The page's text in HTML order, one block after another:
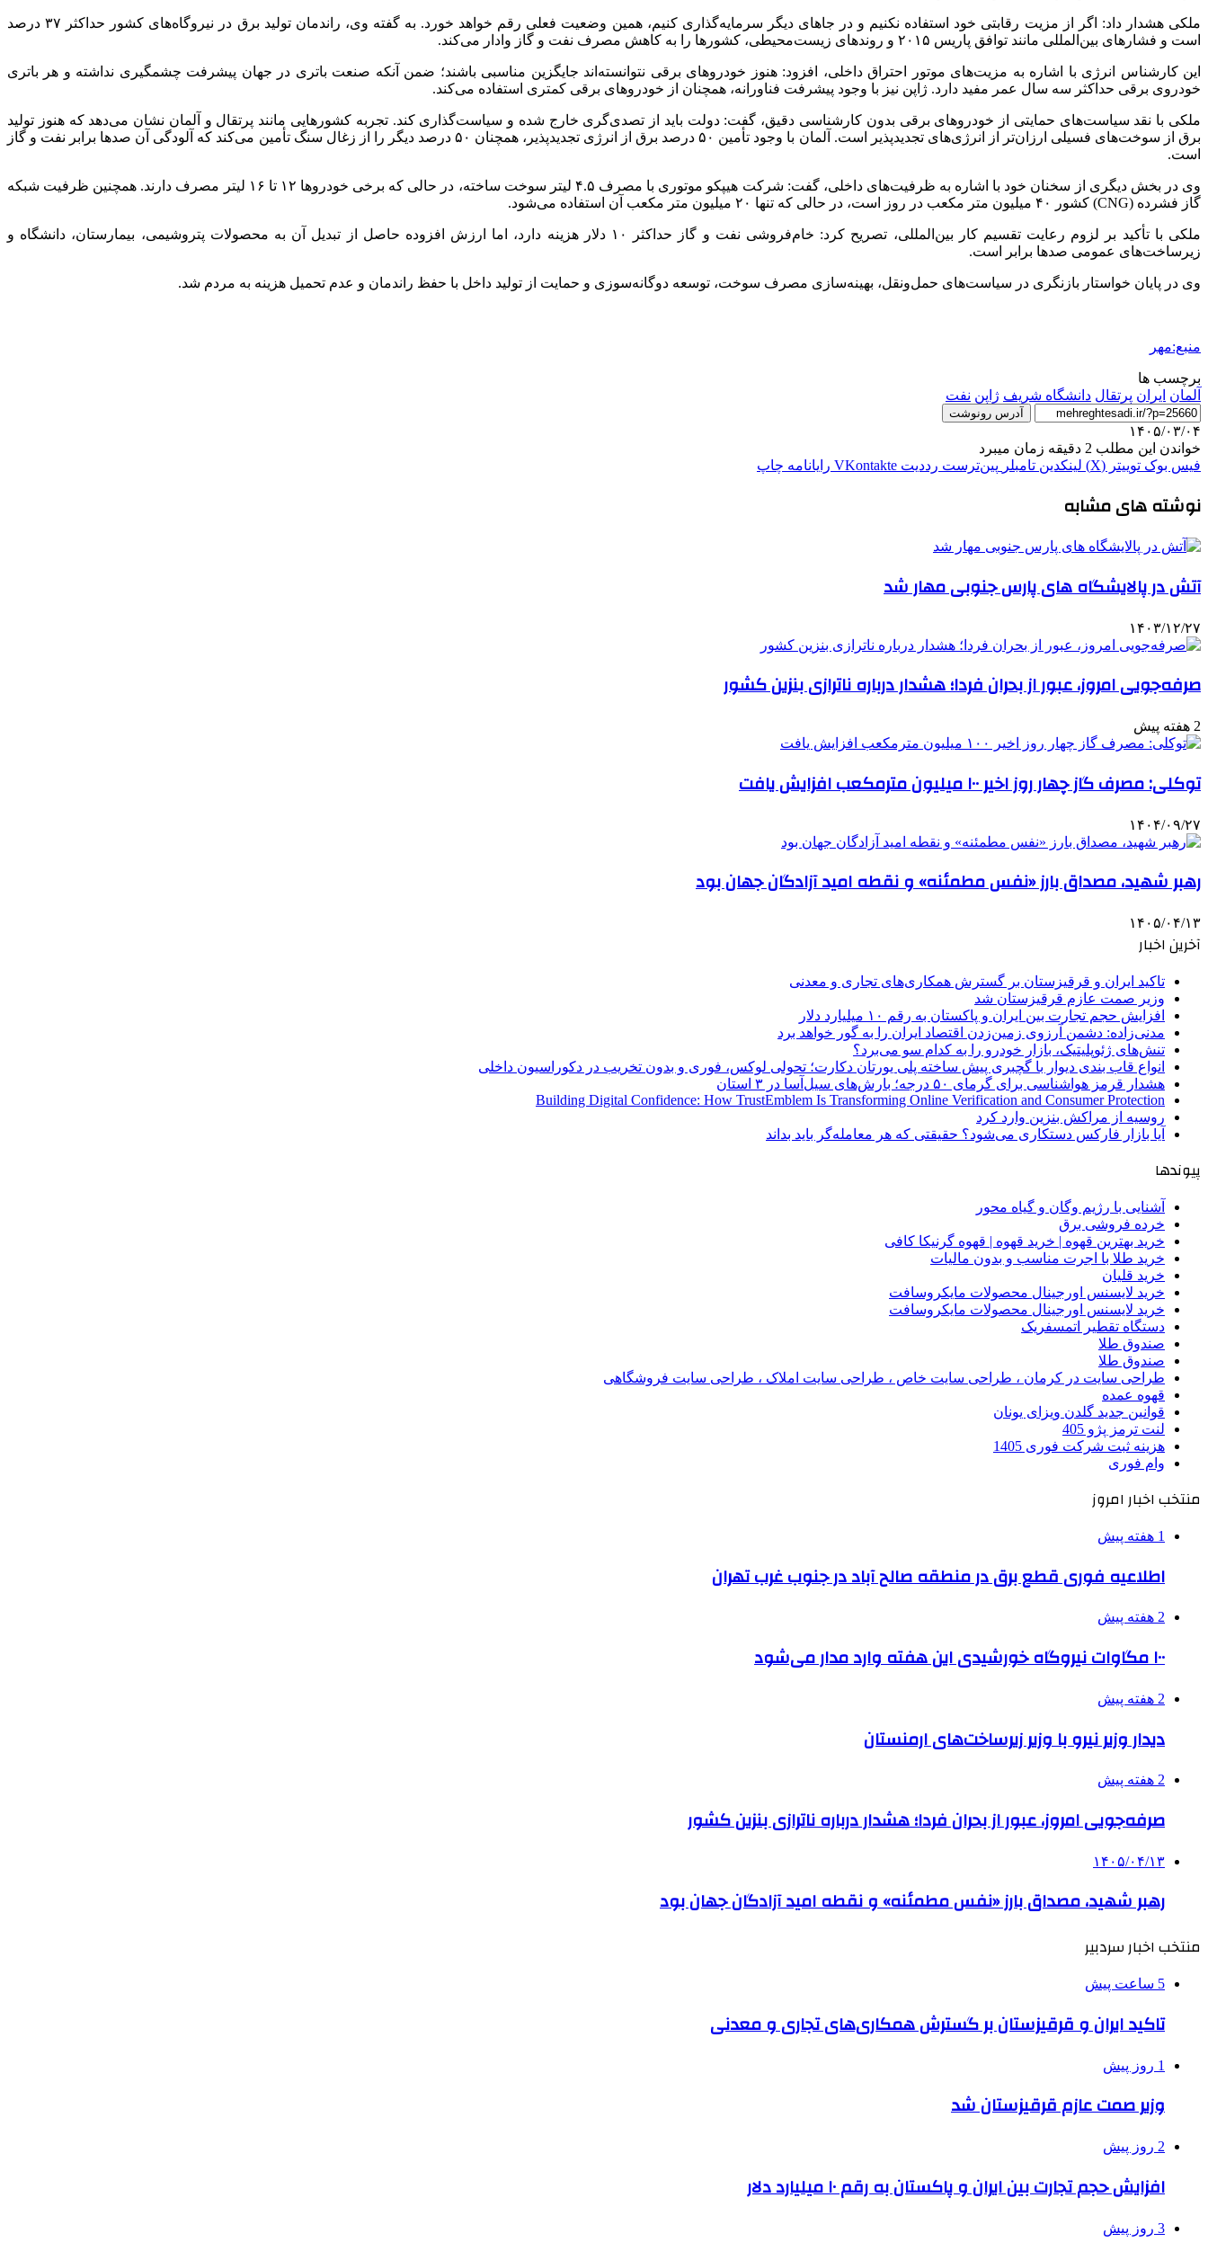
ملکی هشدار داد: اگر از مزیت رقابتی خود استفاده نکنیم و در جاهای دیگر سرمایه‌گذاری کنیم، همین وضعیت فعلی رقم خواهد خورد. به گفته وی، راندمان تولید برق در نیروگاه‌های کشور حداکثر ۳۷ درصد
است و فشارهای بین‌المللی مانند توافق پاریس ۲۰۱۵ و روندهای زیست‌محیطی، کشورها را به کاهش مصرف نفت و گاز وادار می‌کند.
این کارشناس انرژی با اشاره به مزیت‌های موتور احتراق داخلی، افزود: هنوز خودروهای برقی نتوانسته‌اند جایگزین مناسبی باشند؛ ضمن آنکه صنعت باتری در جهان پیشرفت چشمگیری نداشته و هر باتری
خودروی برقی حداکثر سه سال عمر مفید دارد. ژاپن نیز با وجود پیشرفت فناورانه، همچنان از خودروهای برقی کمتری استفاده می‌کند.
ملکی با نقد سیاست‌های حمایتی از خودروهای برقی بدون کارشناسی دقیق، گفت: دولت باید از تصدی‌گری خارج شده و سیاست‌گذاری کند. تجربه کشورهایی مانند پرتقال و آلمان نشان می‌دهد که هنوز تولید
برق از سوخت‌های فسیلی ارزان‌تر از انرژی‌های تجدیدپذیر است. آلمان با وجود تأمین ۵۰ درصد برق از انرژی تجدیدپذیر، همچنان ۵۰ درصد دیگر را از زغال سنگ تأمین می‌کند که آلودگی آن صدها برابر نفت و گاز
است.
وی در بخش دیگری از سخنان خود با اشاره به ظرفیت‌های داخلی، گفت: شرکت هیپکو موتوری با مصرف ۴.۵ لیتر سوخت ساخته، در حالی که برخی خودروها ۱۲ تا ۱۶ لیتر مصرف دارند. همچنین ظرفیت شبکه
گاز فشرده (CNG) کشور ۴۰ میلیون متر مکعب در روز است، در حالی که تنها ۲۰ میلیون متر مکعب آن استفاده می‌شود.
ملکی با تأکید بر لزوم رعایت تقسیم کار بین‌المللی، تصریح کرد: خام‌فروشی نفت و گاز حداکثر ۱۰ دلار هزینه دارد، اما ارزش افزوده حاصل از تبدیل آن به محصولات پتروشیمی، بیمارستان، دانشگاه و
زیرساخت‌های عمومی صدها برابر است.
وی در پایان خواستار بازنگری در سیاست‌های حمل‌ونقل، بهینه‌سازی مصرف سوخت، توسعه دوگانه‌سوزی و حمایت از تولید داخل با حفظ راندمان و عدم تحمیل هزینه به مردم شد.
منبع:مهر
برچسب ها
آلمان ایران پرتقال دانشگاه شریف ژاپن نفت
آدرس رونوشت
۱۴۰۵/۰۳/۰۴
خواندن این مطلب 2 دقیقه زمان میبرد
فیس بوک توییتر (X) لینکدین ‫تامبلر ‫پین‌ترست ‫رددیت ‫VKontakte رایانامه چاپ
نوشته های مشابه
آتش در پالایشگاه های پارس جنوبی مهار شد
۱۴۰۳/۱۲/۲۷
صرفه‌جویی امروز، عبور از بحران فردا؛ هشدار درباره ناترازی بنزین کشور
2 هفته پیش
توکلی: مصرف گاز چهار روز اخیر ۱۰۰ میلیون مترمکعب افزایش یافت
۱۴۰۴/۰۹/۲۷
رهبر شهید، مصداق بارز «نفس مطمئنه» و نقطه امید آزادگان جهان بود
۱۴۰۵/۰۴/۱۳
آخرین اخبار
تاکید ایران و قرقیزستان بر گسترش همکاری‌های تجاری و معدنی
وزیر صمت عازم قرقیزستان شد
افزایش حجم تجارت بین ایران و پاکستان به رقم ۱۰ میلیارد دلار
مدنی‌زاده: دشمن آرزوی زمین‌زدن اقتصاد ایران را به گور خواهد برد
تنش‌های ژئوپلیتیک، بازار خودرو را به کدام سو می‌برد؟
انواع قاب بندی دیوار با گچبری پیش ساخته پلی یورتان دکارت؛ تحولی لوکس، فوری و بدون تخریب در دکوراسیون داخلی
هشدار قرمز هواشناسی برای گرمای ۵۰ درجه؛ بارش‌های سیل‌آسا در ۳ استان
Building Digital Confidence: How TrustEmblem Is Transforming Online Verification and Consumer Protection
روسیه از مراکش بنزین وارد کرد
آیا بازار فارکس دستکاری می‌شود؟ حقیقتی که هر معامله‌گر باید بداند
پیوندها
آشنایی با رژیم وگان و گیاه محور
خرده فروشی برق
خرید بهترین قهوه | خرید قهوه | قهوه گرنیکا کافی
خرید طلا با اجرت مناسب و بدون مالیات
خرید قلیان
خرید لایسنس اورجینال محصولات مایکروسافت
خرید لایسنس اورجینال محصولات مایکروسافت
دستگاه تقطیر اتمسفریک
صندوق طلا
صندوق طلا
طراحی سایت در کرمان ، طراحی سایت خاص ، طراحی سایت املاک ، طراحی سایت فروشگاهی
قهوه عمده
قوانین جدید گلدن ویزای یونان
لنت ترمز پژو 405
هزینه ثبت شرکت فوری 1405
وام فوری
منتخب اخبار امروز
1 هفته پیش
اطلاعیه فوری قطع برق در منطقه صالح آباد در جنوب غرب تهران
2 هفته پیش
۱۰۰ مگاوات نیروگاه‌ خورشیدی این هفته وارد مدار می‌شود
2 هفته پیش
دیدار وزیر نیرو با وزیر زیرساخت‌های ارمنستان
2 هفته پیش
صرفه‌جویی امروز، عبور از بحران فردا؛ هشدار درباره ناترازی بنزین کشور
۱۴۰۵/۰۴/۱۳
رهبر شهید، مصداق بارز «نفس مطمئنه» و نقطه امید آزادگان جهان بود
منتخب اخبار سردبیر
5 ساعت پیش
تاکید ایران و قرقیزستان بر گسترش همکاری‌های تجاری و معدنی
1 روز پیش
وزیر صمت عازم قرقیزستان شد
2 روز پیش
افزایش حجم تجارت بین ایران و پاکستان به رقم ۱۰ میلیارد دلار
3 روز پیش